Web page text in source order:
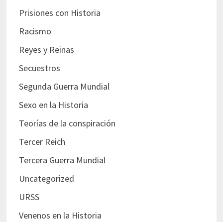
Prisiones con Historia
Racismo
Reyes y Reinas
Secuestros
Segunda Guerra Mundial
Sexo en la Historia
Teorías de la conspiración
Tercer Reich
Tercera Guerra Mundial
Uncategorized
URSS
Venenos en la Historia